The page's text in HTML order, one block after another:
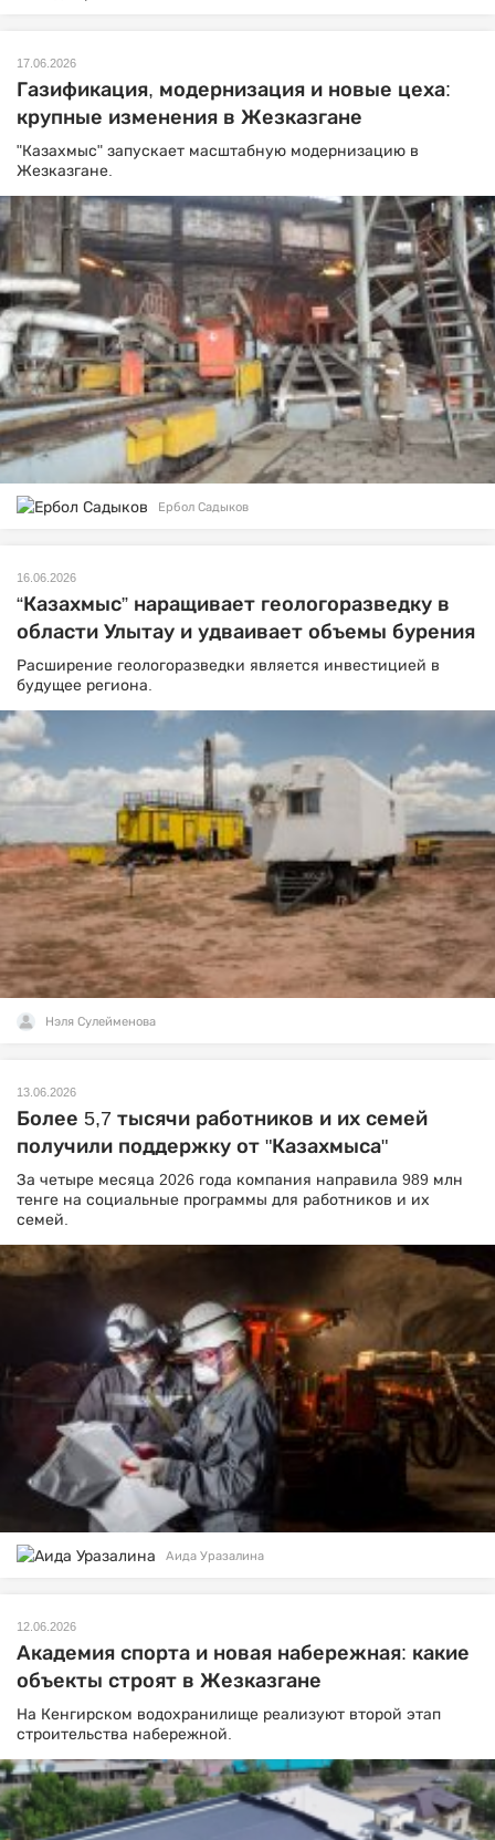
17.06.2026
Газификация, модернизация и новые цеха:
крупные изменения в Жезказгане
"Казахмыс" запускает масштабную модернизацию в
Жезказгане.
Ербол Садыков
16.06.2026
“Казахмыс” наращивает геологоразведку в
области Улытау и удваивает объемы бурения
Расширение геологоразведки является инвестицией в
будущее региона.
Нэля Сулейменова
13.06.2026
Более 5,7 тысячи работников и их семей
получили поддержку от "Казахмыса"
За четыре месяца 2026 года компания направила 989 млн
тенге на социальные программы для работников и их
семей.
Аида Уразалина
12.06.2026
Академия спорта и новая набережная: какие
объекты строят в Жезказгане
На Кенгирском водохранилище реализуют второй этап
строительства набережной.